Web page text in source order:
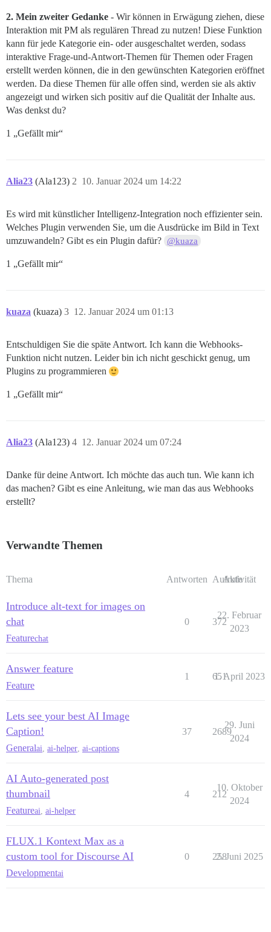
2. Mein zweiter Gedanke - Wir können in Erwägung ziehen, diese
Interaktion mit PM als regulären Thread zu nutzen! Diese Funktion
kann für jede Kategorie ein- oder ausgeschaltet werden, sodass
interaktive Frage-und-Antwort-Themen für Themen oder Fragen
erstellt werden können, die in den gewünschten Kategorien eröffnet
werden. Da diese Themen für alle offen sind, werden sie als aktiv
angezeigt und wirken sich positiv auf die Qualität der Inhalte aus.
Was denkst du?
1 „Gefällt mir“
Alia23 (Ala123) 10. Januar 2024 um 14:22
2
Es wird mit künstlicher Intelligenz-Integration noch effizienter sein.
Welches Plugin verwenden Sie, um die Ausdrücke im Bild in Text
umzuwandeln? Gibt es ein Plugin dafür? @kuaza
1 „Gefällt mir“
kuaza (kuaza) 12. Januar 2024 um 01:13
3
Entschuldigen Sie die späte Antwort. Ich kann die Webhooks-
Funktion nicht nutzen. Leider bin ich nicht geschickt genug, um
Plugins zu programmieren
1 „Gefällt mir“
Alia23 (Ala123) 12. Januar 2024 um 07:24
4
Danke für deine Antwort. Ich möchte das auch tun. Wie kann ich
das machen? Gibt es eine Anleitung, wie man das aus Webhooks
erstellt?
Verwandte Themen
Thema Antworten Aufrufe
Aktivität
Introduce alt-text for images on
chat
Featurechat
0 372
22. Februar
2023
Answer feature
Feature
1 651
1. April 2023
Lets see your best AI Image
Caption!
Generalai ai-helper ai-captions
37 2689
29. Juni
2024
AI Auto-generated post
thumbnail
Featureai ai-helper
4 212
10. Oktober
2024
FLUX.1 Kontext Max as a
custom tool for Discourse AI
Developmentai
0 258
2. Juni 2025